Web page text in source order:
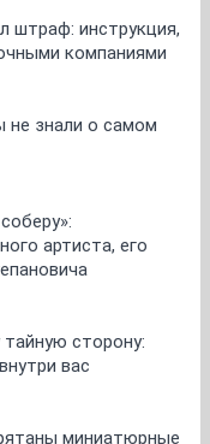
штраф: инструкция,
компаниями
не знали о самом
артиста, его
сторону:
вас
миниатюрные